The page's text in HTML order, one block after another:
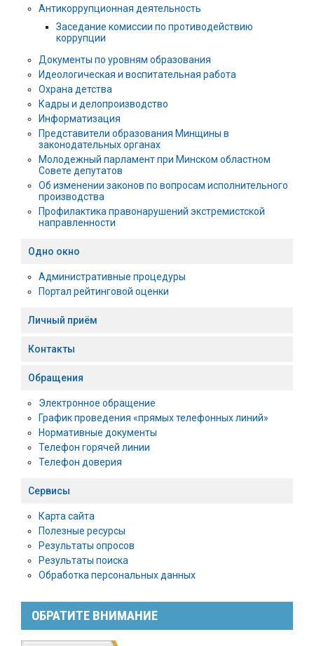
Антикоррупционная деятельность
Заседание комиссии по противодействию
коррупции
Документы по уровням образования
Идеологическая и воспитательная работа
Охрана детства
Кадры и делопроизводство
Информатизация
Представители образования Минщины в
законодательных органах
Молодежный парламент при Минском областном
Совете депутатов
Об изменении законов по вопросам исполнительного
производства
Профилактика правонарушений экстремистской
направленности
Одно окно
Административные процедуры
Портал рейтинговой оценки
Личный приём
Контакты
Обращения
Электронное обращение
График проведения «прямых телефонных линий»
Нормативные документы
Телефон горячей линии
Телефон доверия
Сервисы
Карта сайта
Полезные ресурсы
Результаты опросов
Результаты поиска
Обработка персональных данных
ОБРАТИТЕ ВНИМАНИЕ